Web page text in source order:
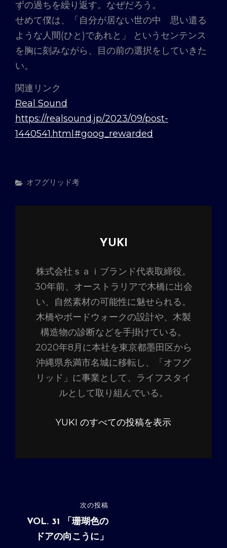
ずの過ちを繰り返す。なぜだろう。
せめて僕は、「自分が居ない世の中 思い遣る
ような人間(ひと)であれと」 というセンテンス
を胸に刻みながら、目の前の選択をしていきた
い。
関連リンク
Real Sound
https://realsound.jp/2023/09/post-
1440541.html#goog_rewarded
カ
ゴ
オフグリッド考
投
者:
YUKI
株式会社ｓａｉブランド代表取締役。
30年前、オーストラリアで木橋に出会
い、自然素材の可能性に魅せられる。
木橋やボードウォークの設計や、木製
構造物の診断などを手掛けている。
2020年8月に本社を東京都墨田区から
沖縄県糸満市名城に移転し、「オフグ
リッド」に事業として、ライフスタイ
ルとして取り組んでいる。
YUKI のすべての投稿を表示
稿
の
次の投稿
VOL. 31 「珊瑚色の
ドアの向こうに」